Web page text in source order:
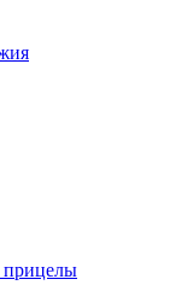
прицелы